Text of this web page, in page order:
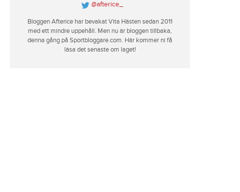
@afterice_
Bloggen Afterice har bevakat Vita Hästen sedan 2011
med ett mindre uppehåll. Men nu är bloggen tillbaka,
denna gång på Sportbloggare.com. Här kommer ni få
läsa det senaste om laget!